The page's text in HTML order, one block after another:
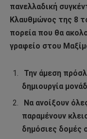
πανελλαδική
Κλαυθμώνος της 8
πορεία που θα
γραφείο στου
Την άμεση
δημιουργία
Να ανοίξουν
παραμένουν
δημόσιες δομές